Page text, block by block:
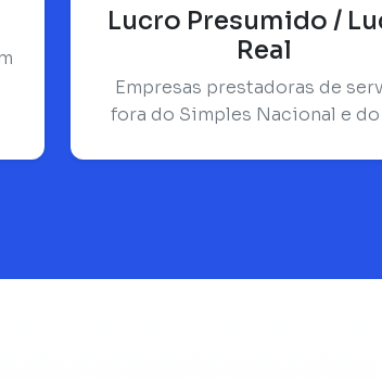
Lucro Presumido /
Real
Empresas prestadoras de
fora do Simples Nacional e do